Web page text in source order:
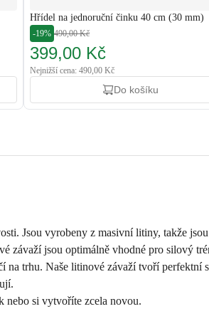
Hřídel na jednoruční činku 40 cm (30 mm)
-19% 490,00 Kč
399,00 Kč
Nejnižší cena: 490,00 Kč
Do košíku
Jsou vyrobeny z masivní litiny, takže
závaží jsou optimálně vhodné pro silový
trhu. Naše litinové závaží tvoří perfektní
nebo si vytvoříte zcela novou.